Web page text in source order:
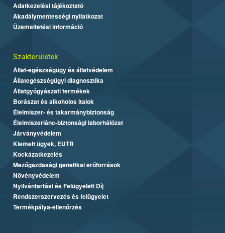
Adatkezelési tájékoztató
Akadálymentességi nyilatkozat
Üzemeltetési információ
Szakterületek
Állat-egészségügy és állatvédelem
Állategészségügyi diagnosztika
Állatgyógyászati termékek
Borászat és alkoholos italok
Élelmiszer- és takarmánybiztonság
Élelmiszerlánc-biztonsági laborhálózat
Járványvédelem
Kiemelt ügyek, EUTR
Kockázatkezelés
Mezőgazdasági genetikai erőforrások
Növényvédelem
Nyilvántartási és Felügyeleti Díj
Rendszerszervezés és felügyelet
Termékpálya-ellenőrzés